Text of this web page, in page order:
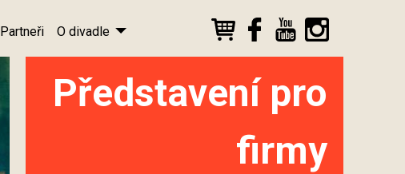
Partneři O divadle
Představení pro
firmy